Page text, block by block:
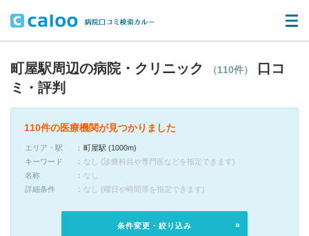
町屋駅周辺の病院・クリニック （110件）
口コ
ミ・評判
110件の医療機関が見つかりました
エリア・駅
町屋駅 (1000m)
キーワード
なし (診療科目や専門医などを指定できます)
名称
なし
詳細条件
なし (曜日や時間帯を指定できます)
条件変更・絞り込み